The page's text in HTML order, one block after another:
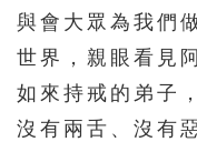
與會大眾為我們
世界，親眼看見
如來持戒的弟子
沒有兩舌、沒有